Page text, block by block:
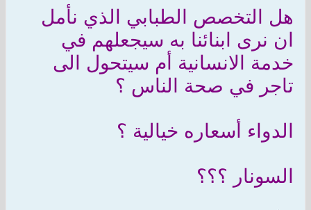
هل التخصص الطبابي الذي نأمل
ان نرى ابنائنا به سيجعلهم في
خدمة الانسانية أم سيتحول الى
تاجر في صحة الناس ؟
الدواء أسعاره خيالية ؟
السونار ؟؟؟